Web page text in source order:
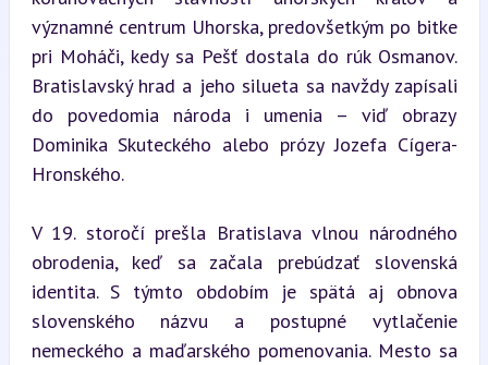
významné centrum Uhorska, predovšetkým po bitke
pri Moháči, kedy sa Pešť dostala do rúk Osmanov.
Bratislavský hrad a jeho silueta sa navždy zapísali
do povedomia národa i umenia – viď obrazy
Dominika Skuteckého alebo prózy Jozefa Cígera-
Hronského.
V 19. storočí prešla Bratislava vlnou národného
obrodenia, keď sa začala prebúdzať slovenská
identita. S týmto obdobím je spätá aj obnova
slovenského názvu a postupné vytlačenie
nemeckého a maďarského pomenovania. Mesto sa